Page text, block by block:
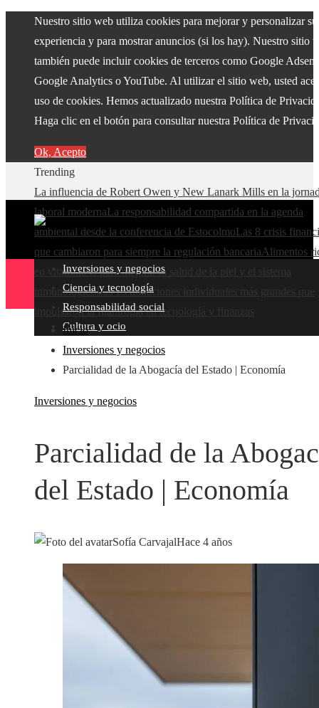
Nuestro sitio web utiliza cookies para mejorar y personalizar su
experiencia y para mostrar anuncios (si los hay). Nuestro sitio
también puede incluir cookies de terceros como Google
Google Analytics o YouTube. Al utilizar el sitio web, usted
uso de cookies. Hemos actualizado nuestra Política de
Haga clic en el botón para consultar nuestra Política de
Ok, Acepto
Trending
La influencia de Robert Owen y New Lanark Mills en la
laboral modernaLa responsabilidad compartida en la agenda
ambiental desde la conferencia de EstocolmoLas 8 crisis
que cambiaron para siempre la regulación bancariaAlimentos
en vitamina C para mejorar la salud de la piel y el sistema
inmunológicoLas 15 donaciones individuales más grandes que
impulsaron la filantropía en tecnología y finanzas
Inversiones y negocios
Ciencia y tecnología
Responsabilidad social
Cultura y ocio
Inicio
Inversiones y negocios
Parcialidad de la Abogacía del Estado | Economía
Inversiones y negocios
Parcialidad de la
del Estado | Economía
Sofía CarvajalHace 4 años